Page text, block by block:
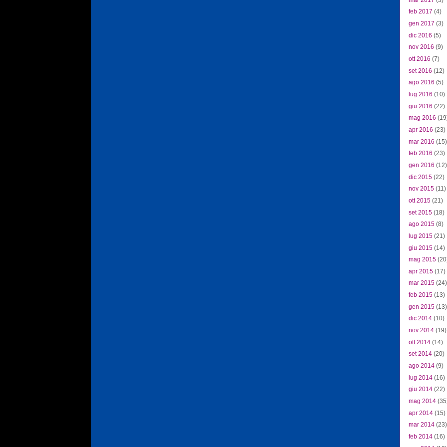
feb 2017 (4)
gen 2017 (3)
dic 2016 (5)
nov 2016 (9)
ott 2016 (7)
set 2016 (12)
ago 2016 (5)
lug 2016 (10)
giu 2016 (22)
mag 2016
apr 2016 (23)
mar 2016 (15)
feb 2016 (23)
gen 2016 (12)
dic 2015 (22)
nov 2015 (11)
ott 2015 (21)
set 2015 (18)
ago 2015 (8)
lug 2015 (21)
giu 2015 (14)
mag 2015
apr 2015 (17)
mar 2015 (24)
feb 2015 (13)
gen 2015 (13)
dic 2014 (10)
nov 2014 (19)
ott 2014 (14)
set 2014 (20)
ago 2014 (9)
lug 2014 (16)
giu 2014 (22)
mag 2014
apr 2014 (15)
mar 2014 (23)
feb 2014 (16)